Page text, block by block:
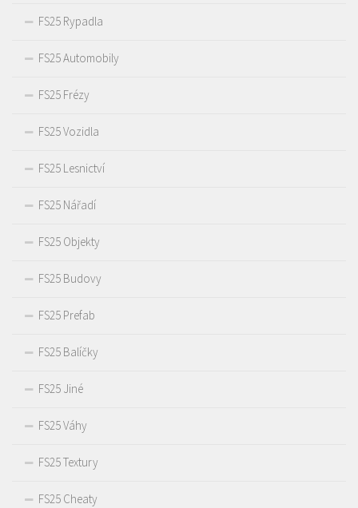
FS25 Rypadla
FS25 Automobily
FS25 Frézy
FS25 Vozidla
FS25 Lesnictví
FS25 Nářadí
FS25 Objekty
FS25 Budovy
FS25 Prefab
FS25 Balíčky
FS25 Jiné
FS25 Váhy
FS25 Textury
FS25 Cheaty